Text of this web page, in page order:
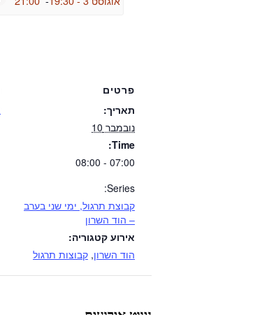
פרטים
תאריך:
נובמבר 10
Time:
07:00 - 08:00
Series:
קבוצת תרגול, ימי שני בערב
– הוד השרון
אירוע קטגוריה:
הוד השרון, קבוצות תרגול